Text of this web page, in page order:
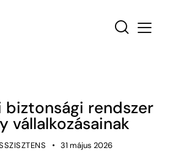
biztonsági rendszer
vállalkozásainak
31 május 2026